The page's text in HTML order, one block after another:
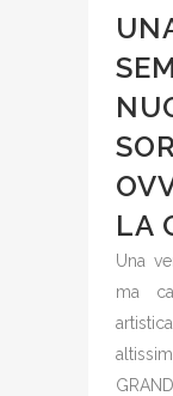
LA
Una
ma